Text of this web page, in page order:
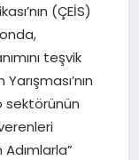
(ÇEİS)
teşvik